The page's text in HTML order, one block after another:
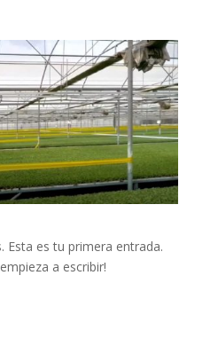
Esta es tu primera entrada.
a escribir!